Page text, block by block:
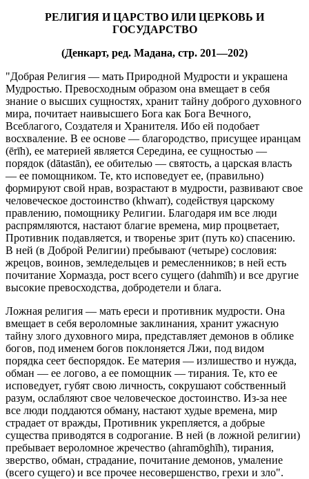
РЕЛИГИЯ И ЦАРСТВО ИЛИ ЦЕРКОВЬ И
ГОСУДАРСТВО
(Денкарт, ред. Мадана, стр. 201—202)
"Добрая Религия — мать Природной Мудрости и украшена
Мудростью. Превосходным образом она вмещает в себя
знание о высших сущностях, хранит тайну доброго духовного
мира, почитает наивысшего Бога как Бога Вечного,
Всеблагого, Создателя и Хранителя. Ибо ей подобает
восхваление. В ее основе — благородство, присущее иранцам
(ērīh), ее материей является Середина, ее сущностью —
порядок (dātastān), ее обителью — святость, а царская власть
— ее помощником. Те, кто исповедует ее, (правильно)
формируют свой нрав, возрастают в мудрости, развивают свое
человеческое достоинство (khwarr), содействуя царскому
правлению, помощнику Религии. Благодаря им все люди
распрямляются, настают благие времена, мир процветает,
Противник подавляется, и творенье зрит (путь ко) спасению.
В ней (в Доброй Религии) пребывают (четыре) сословия:
жрецов, воинов, земледельцев и ремесленников; в ней есть
почитание Хормазда, рост всего сущего (dahmīh) и все другие
высокие превосходства, добродетели и блага.
Ложная религия — мать ереси и противник мудрости. Она
вмещает в себя вероломные заклинания, хранит ужасную
тайну злого духовного мира, представляет демонов в облике
богов, под именем богов поклоняется Лжи, под видом
порядка сеет беспорядок. Ее материя — излишество и нужда,
обман — ее логово, а ее помощник — тирания. Те, кто ее
исповедует, губят свою личность, сокрушают собственный
разум, ослабляют свое человеческое достоинство. Из-за нее
все люди поддаются обману, настают худые времена, мир
страдает от вражды, Противник укрепляется, а добрые
существа приводятся в содрогание. В ней (в ложной религии)
пребывает вероломное жречество (ahramōghīh), тирания,
зверство, обман, страдание, почитание демонов, умаление
(всего сущего) и все прочее несовершенство, грехи и зло".